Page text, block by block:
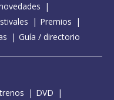
Premios
Guía / directorio
DVD